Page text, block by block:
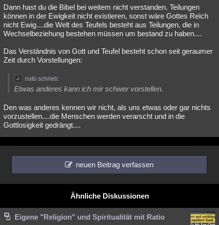
Dann hast du die Bibel bei weitem nicht verstanden. Teilungen
können in der Ewigkeit nicht existieren, sonst wäre Gottes Reich
nicht Ewig....die Welt des Teufels besteht aus Teilungen, die in
Wechselbeziehung bestehen müssen um bestand zu haben....
Das Verständnis von Gott und Teufel besteht schon seit geraumer
Zeit durch Vorstellungen:
natü schrieb:
Etwas anderes kann ich mir schwer vorstellen.
Den was anderes kennen wir nicht, als uns etwas oder gar nichts
vorzustellen....die Menschen werden verarscht und in die
Gottlosigkeit gedrängt....
neuen Beitrag verfassen
Ähnliche Diskussionen
Eigene "Religion" und Spiritualität mit Ratio